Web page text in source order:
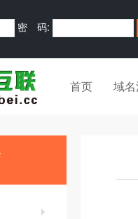
密 码:
首页 域